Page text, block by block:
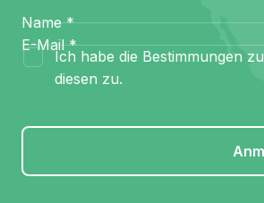
Name *
E-Mail *
Ich habe die Bestimmungen
diesen zu.